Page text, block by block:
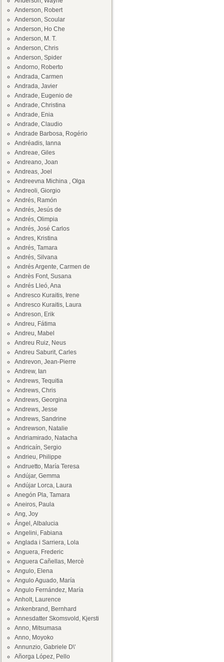
Anderson, Robert
Anderson, Scoular
Anderson, Ho Che
Anderson, M. T.
Anderson, Chris
Anderson, Spider
Andorno, Roberto
Andrada, Carmen
Andrada, Javier
Andrade, Eugenio de
Andrade, Christina
Andrade, Enia
Andrade, Claudio
Andrade Barbosa, Rogério
Andréadis, Ianna
Andreae, Giles
Andreano, Joan
Andreas, Joel
Andreevna Michina , Olga
Andreoli, Giorgio
Andrés, Ramón
Andrés, Jesús de
Andrés, Olimpia
Andrés, José Carlos
Andres, Kristina
Andrés, Tamara
Andrés, Silvana
Andrés Argente, Carmen de
Andrès Font, Susana
Andrés Lleó, Ana
Andresco Kuraitis, Irene
Andresco Kuraitis, Laura
Andreson, Erik
Andreu, Fátima
Andreu, Mabel
Andreu Ruiz, Neus
Andreu Saburit, Carles
Andrevon, Jean-Pierre
Andrew, Ian
Andrews, Tequitia
Andrews, Chris
Andrews, Georgina
Andrews, Jesse
Andrews, Sandrine
Andrewson, Natalie
Andriamirado, Natacha
Andricaín, Sergio
Andrieu, Philippe
Andruetto, María Teresa
Andújar, Gemma
Andújar Lorca, Laura
Anegón Pla, Tamara
Aneiros, Paula
Ang, Joy
Ángel, Albalucia
Angelini, Fabiana
Anglada i Sarriera, Lola
Anguera, Frederic
Anguera Cañellas, Mercè
Angulo, Elena
Angulo Aguado, María
Angulo Fernández, María
Anholt, Laurence
Ankenbrand, Bernhard
Annesdatter Skomsvold, Kjersti
Anno, Mitsumasa
Anno, Moyoko
Annunzio, Gabriele D\'
Añorga López, Pello